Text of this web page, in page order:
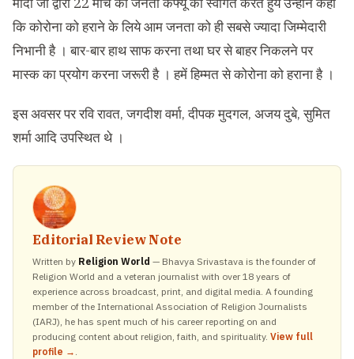
मोदी जी द्वारा 22 मार्च को जनता कर्फ्यू का स्वागत करते हुये उन्होने कहा
कि कोरोना को हराने के लिये आम जनता को ही सबसे ज्यादा जिम्मेदारी
निभानी है । बार-बार हाथ साफ करना तथा घर से बाहर निकलने पर
मास्क का प्रयोग करना जरूरी है । हमें हिम्मत से कोरोना को हराना है ।
इस अवसर पर रवि रावत, जगदीश वर्मा, दीपक मुदगल, अजय दुबे, सुमित
शर्मा आदि उपस्थित थे ।
Editorial Review Note
Written by Religion World — Bhavya Srivastava is the founder of
Religion World and a veteran journalist with over 18 years of
experience across broadcast, print, and digital media. A founding
member of the International Association of Religion Journalists
(IARJ), he has spent much of his career reporting on and
producing content about religion, faith, and spirituality. View full
profile → .